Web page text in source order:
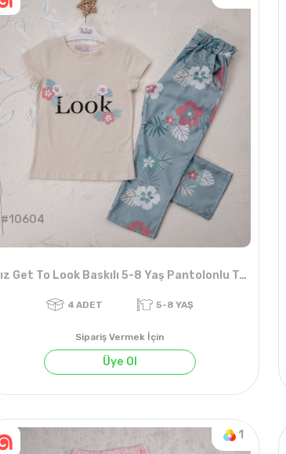
#10604
Kız Get To Look Baskılı 5-8 Yaş Pantolonlu Takım
Sipariş Vermek İçin
Üye Ol
1